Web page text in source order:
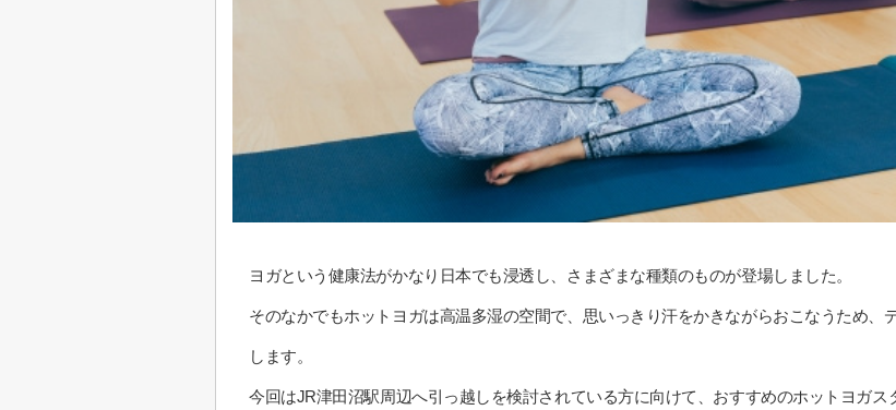
ヨガという健康法がかなり日本でも浸透し、さまざまな種類のものが登場しました。
そのなかでもホットヨガは高温多湿の空間で、思いっきり汗をかきながらおこなうため、
します。
今回はJR津田沼駅周辺へ引っ越しを検討されている方に向けて、おすすめのホットヨガス